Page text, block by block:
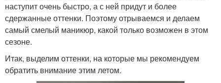
наступит очень быстро, а с ней придут и более
сдержанные оттенки. Поэтому отрываемся и делаем
самый смелый маникюр, какой только возможен в этом
сезоне.
Итак, выделим оттенки, на которые мы рекомендуем
обратить внимание этим летом.